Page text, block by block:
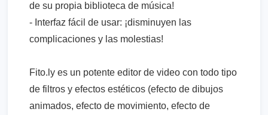
de su propia biblioteca de música!
- Interfaz fácil de usar: ¡disminuyen las
complicaciones y las molestias!
Fito.ly es un potente editor de video con todo tipo
de filtros y efectos estéticos (efecto de dibujos
animados, efecto de movimiento, efecto de